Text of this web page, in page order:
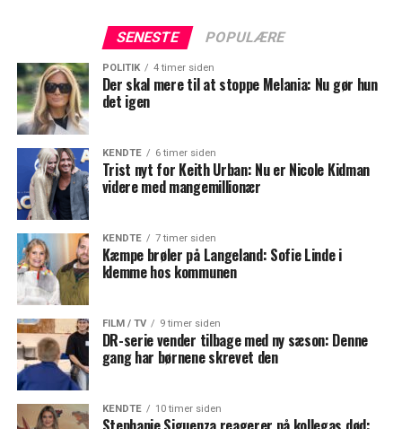
SENESTE POPULÆRE
POLITIK 4 timer siden
Der skal mere til at stoppe Melania: Nu gør hun
det igen
KENDTE 6 timer siden
Trist nyt for Keith Urban: Nu er Nicole Kidman
videre med mangemillionær
KENDTE 7 timer siden
Kæmpe brøler på Langeland: Sofie Linde i
klemme hos kommunen
FILM / TV 9 timer siden
DR-serie vender tilbage med ny sæson: Denne
gang har børnene skrevet den
KENDTE 10 timer siden